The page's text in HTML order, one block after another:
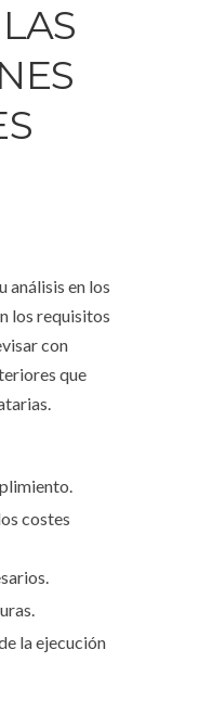
análisis en los
los requisitos
con
que
costes
la ejecución